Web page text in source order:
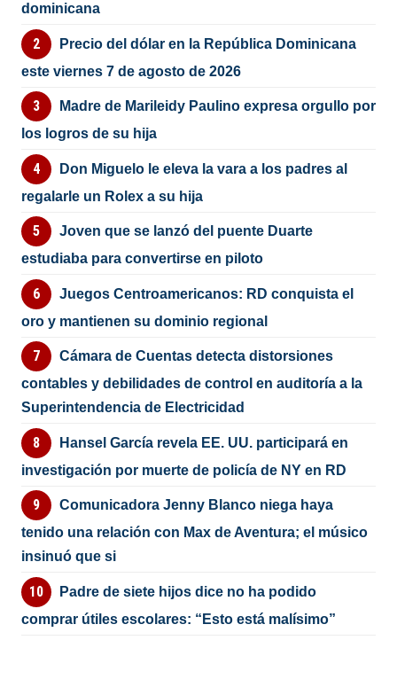
dominicana
Precio del dólar en la República Dominicana
este viernes 7 de agosto de 2026
Madre de Marileidy Paulino expresa orgullo por
los logros de su hija
Don Miguelo le eleva la vara a los padres al
regalarle un Rolex a su hija
Joven que se lanzó del puente Duarte
estudiaba para convertirse en piloto
Juegos Centroamericanos: RD conquista el
oro y mantienen su dominio regional
Cámara de Cuentas detecta distorsiones
contables y debilidades de control en auditoría a la
Superintendencia de Electricidad
Hansel García revela EE. UU. participará en
investigación por muerte de policía de NY en RD
Comunicadora Jenny Blanco niega haya
tenido una relación con Max de Aventura; el músico
insinuó que si
Padre de siete hijos dice no ha podido
comprar útiles escolares: “Esto está malísimo”